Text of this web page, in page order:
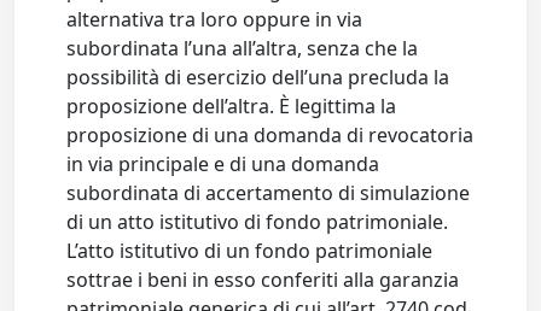
alternativa tra loro oppure in via
subordinata l’una all’altra, senza che la
possibilità di esercizio dell’una precluda la
proposizione dell’altra. È legittima la
proposizione di una domanda di revocatoria
in via principale e di una domanda
subordinata di accertamento di simulazione
di un atto istitutivo di fondo patrimoniale.
L’atto istitutivo di un fondo patrimoniale
sottrae i beni in esso conferiti alla garanzia